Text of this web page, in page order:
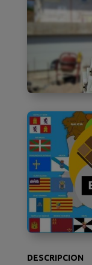
DESCRIPCION